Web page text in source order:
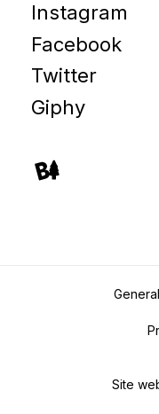
Instagram
Facebook
Twitter
Giphy
Site